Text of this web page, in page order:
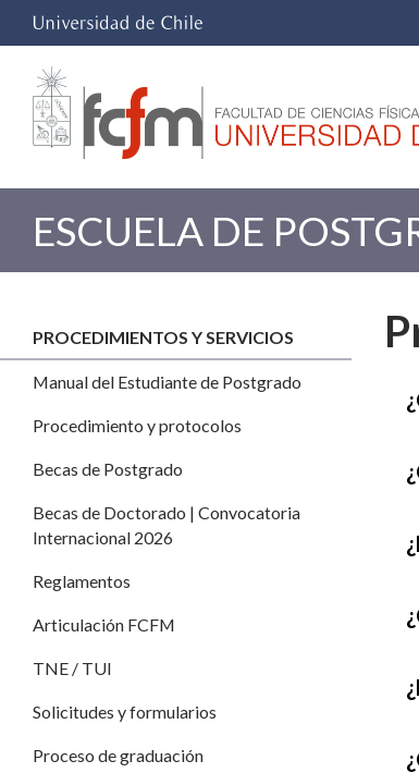
ESCUELA DE
PROCEDIMIENTOS Y SERVICIOS
Manual del Estudiante de Postgrado
Procedimiento y protocolos
Becas de Postgrado
Becas de Doctorado | Convocatoria
Internacional 2026
Reglamentos
Articulación FCFM
TNE / TUI
Solicitudes y formularios
Proceso de graduación